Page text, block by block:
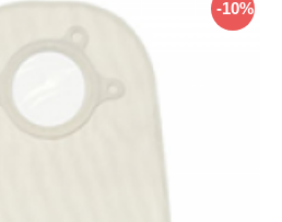
-10%